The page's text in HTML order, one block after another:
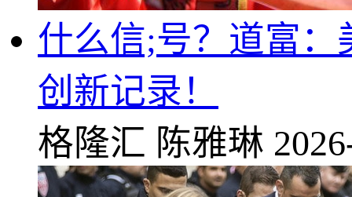
什么信;号？道富：
创新记录！
格隆汇 陈雅琳